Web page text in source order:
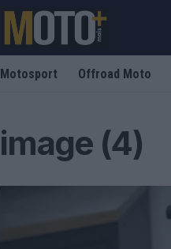
Motosport Offroad Moto
image (4)